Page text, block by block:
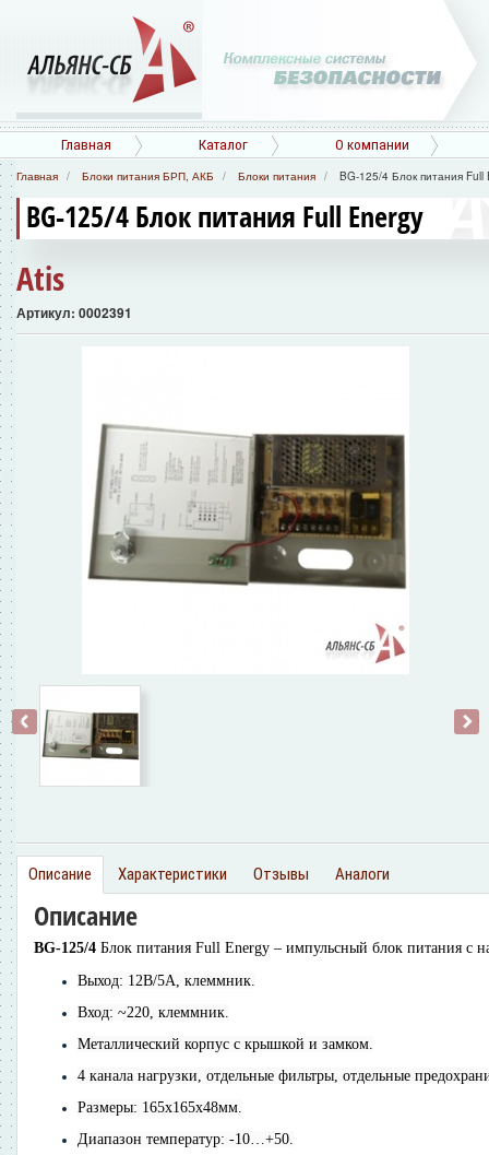
Главная Каталог О компании
Главная Блоки питания БРП, АКБ Блоки питания BG-125/4 Блок питания Full
BG-125/4 Блок питания Full Energy
Atis
Артикул: 0002391
‹ ›
Описание Характеристики Отзывы Аналоги
Описание
BG-125/4 Блок питания Full Energy – импульсный блок питания с
Выход: 12В/5А, клеммник.
Вход: ~220, клеммник.
Металлический корпус с крышкой и замком.
4 канала нагрузки, отдельные фильтры, отдельные
Размеры: 165х165х48мм.
Диапазон температур: -10…+50.